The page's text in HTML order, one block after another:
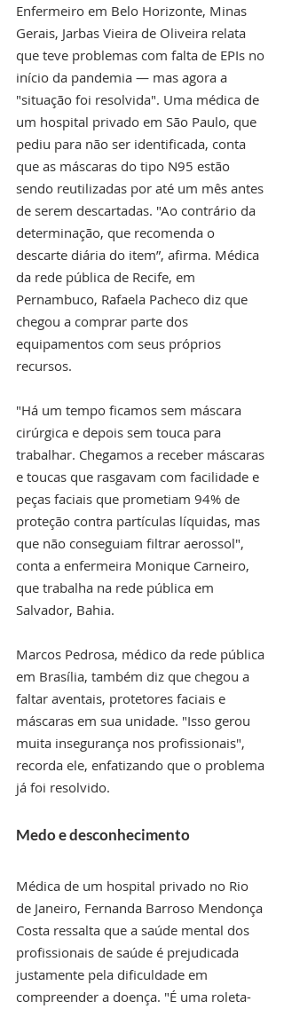
Enfermeiro em Belo Horizonte, Minas
Gerais, Jarbas Vieira de Oliveira relata
que teve problemas com falta de EPIs no
início da pandemia — mas agora a
"situação foi resolvida". Uma médica de
um hospital privado em São Paulo, que
pediu para não ser identificada, conta
que as máscaras do tipo N95 estão
sendo reutilizadas por até um mês antes
de serem descartadas. "Ao contrário da
determinação, que recomenda o
descarte diária do item”, afirma. Médica
da rede pública de Recife, em
Pernambuco, Rafaela Pacheco diz que
chegou a comprar parte dos
equipamentos com seus próprios
recursos.
"Há um tempo ficamos sem máscara
cirúrgica e depois sem touca para
trabalhar. Chegamos a receber máscaras
e toucas que rasgavam com facilidade e
peças faciais que prometiam 94% de
proteção contra partículas líquidas, mas
que não conseguiam filtrar aerossol",
conta a enfermeira Monique Carneiro,
que trabalha na rede pública em
Salvador, Bahia.
Marcos Pedrosa, médico da rede pública
em Brasília, também diz que chegou a
faltar aventais, protetores faciais e
máscaras em sua unidade. "Isso gerou
muita insegurança nos profissionais",
recorda ele, enfatizando que o problema
já foi resolvido.
Medo e desconhecimento
Médica de um hospital privado no Rio
de Janeiro, Fernanda Barroso Mendonça
Costa ressalta que a saúde mental dos
profissionais de saúde é prejudicada
justamente pela dificuldade em
compreender a doença. "É uma roleta-